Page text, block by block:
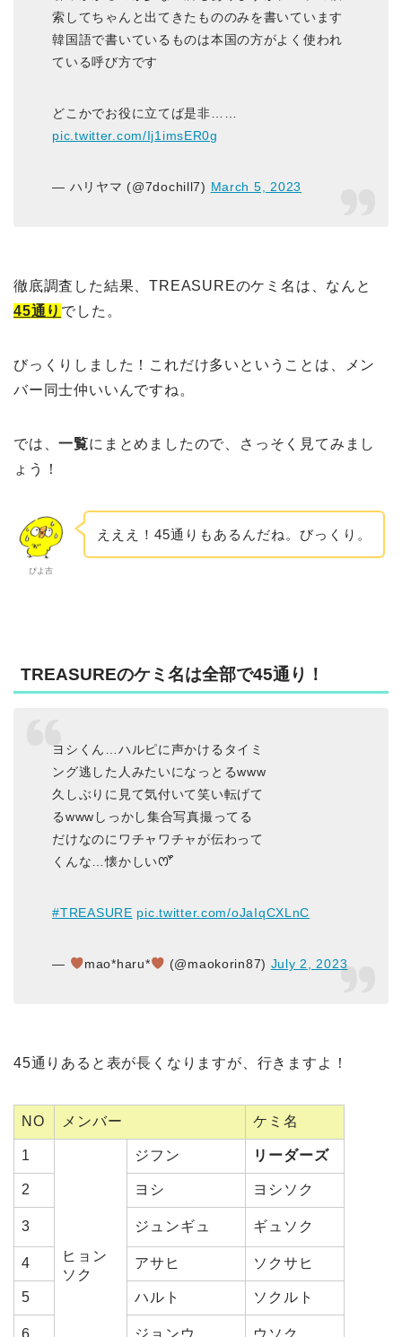
索してちゃんと出てきたもののみを書いています
韓国語で書いているものは本国の方がよく使われ
ている呼び方です
どこかでお役に立てば是非……
pic.twitter.com/Ij1imsER0g
— ハリヤマ (@7dochill7) March 5, 2023
徹底調査した結果、TREASUREのケミ名は、なんと
45通 り でした。
びっくりしました！これだけ多いということは、メン
バー同士仲いいんですね。
では、一覧にまとめましたので、さっそく見てみまし
ょう！
ぴよ吉
えええ！45通りもあるんだね。びっくり。
TREASUREのケミ名は全部で45通り！
ヨシくん…ハルピに声かけるタイミ
ング逃した人みたいになっとるwww
久しぶりに見て気付いて笑い転げて
るwwwしっかし集合写真撮ってる
だけなのにワチャワチャが伝わって
くんな…懐かしいꯁꯧ
#TREASURE pic.twitter.com/oJaIqCXLnC
— mao*haru* (@maokorin87) July 2, 2023
45通りあると表が長くなりますが、行きますよ！
NO メンバー ケミ名
1
ヒョン
ソク
ジフン リーダーズ
2 ヨシ ヨシソク
3 ジュンギュ ギュソク
4 アサヒ ソクサヒ
5 ハルト ソクルト